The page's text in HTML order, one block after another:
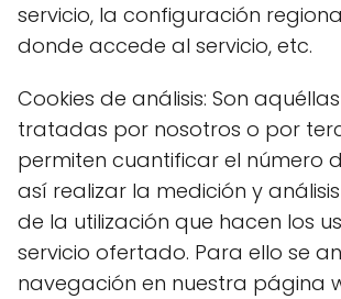
servicio, la configuración
donde accede al servicio, etc.
Cookies de análisis: Son
tratadas por nosotros o por
permiten cuantificar el número
así realizar la medición y
de la utilización que hacen los
servicio ofertado. Para ello se
navegación en nuestra página